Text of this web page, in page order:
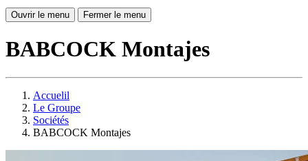
Ouvrir le menu Fermer le menu
BABCOCK Montajes
Accuelil
Le Groupe
Sociétés
BABCOCK Montajes